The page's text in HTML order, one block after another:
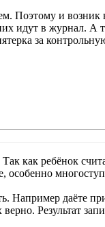
Поэтому и возник
идут в журнал. А
за
как ребёнок
Например даёте
Результат